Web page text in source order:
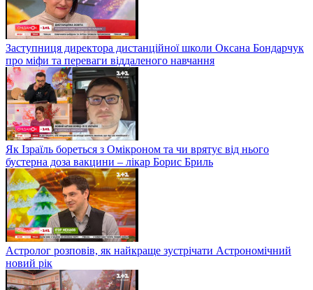
Заступниця директора дистанційної школи Оксана Бондарчук
про міфи та переваги віддаленого навчання
Як Ізраїль бореться з Омікроном та чи врятує від нього
бустерна доза вакцини – лікар Борис Бриль
Астролог розповів, як найкраще зустрічати Астрономічний
новий рік